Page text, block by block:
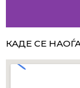
КАДЕ СЕ